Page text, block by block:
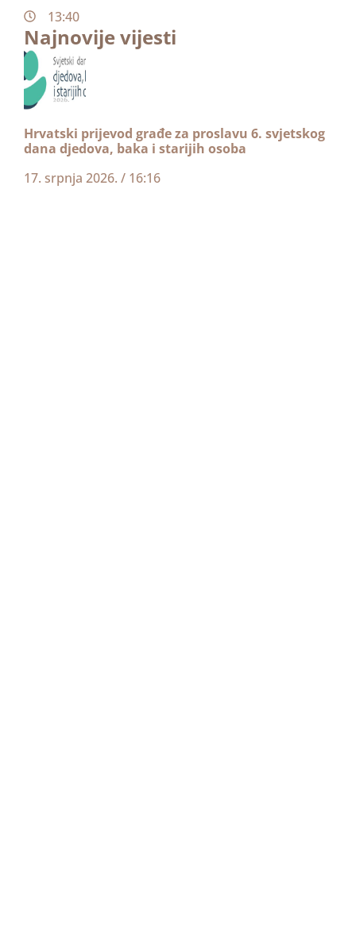
13:40
Najnovije vijesti
Hrvatski prijevod građe za proslavu 6. svjetskog
dana djedova, baka i starijih osoba
17. srpnja 2026.
16:16